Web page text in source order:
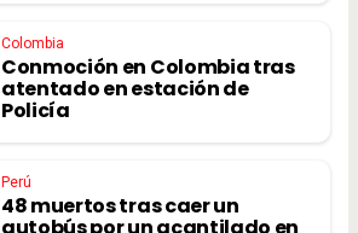
Colombia
Conmoción en Colombia tras
atentado en estación de
Policía
Perú
48 muertos tras caer un